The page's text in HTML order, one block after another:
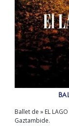
Ballet de » EL
Gaztambide.